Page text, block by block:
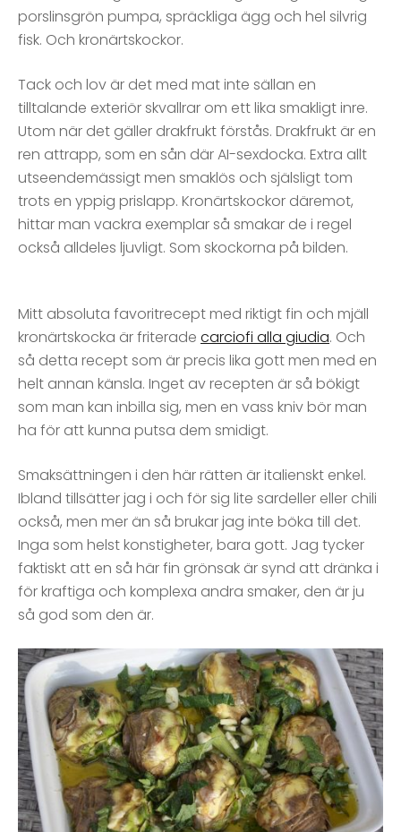
porslinsgrön pumpa, spräckliga ägg och hel silvrig
fisk. Och kronärtskockor.
Tack och lov är det med mat inte sällan en
tilltalande exteriör skvallrar om ett lika smakligt inre.
Utom när det gäller drakfrukt förstås. Drakfrukt är en
ren attrapp, som en sån där AI-sexdocka. Extra allt
utseendemässigt men smaklös och själsligt tom
trots en yppig prislapp. Kronärtskockor däremot,
hittar man vackra exemplar så smakar de i regel
också alldeles ljuvligt. Som skockorna på bilden.
Mitt absoluta favoritrecept med riktigt fin och mjäll
kronärtskocka är friterade carciofi alla giudia. Och
så detta recept som är precis lika gott men med en
helt annan känsla. Inget av recepten är så bökigt
som man kan inbilla sig, men en vass kniv bör man
ha för att kunna putsa dem smidigt.
Smaksättningen i den här rätten är italienskt enkel.
Ibland tillsätter jag i och för sig lite sardeller eller chili
också, men mer än så brukar jag inte böka till det.
Inga som helst konstigheter, bara gott. Jag tycker
faktiskt att en så här fin grönsak är synd att dränka i
för kraftiga och komplexa andra smaker, den är ju
så god som den är.